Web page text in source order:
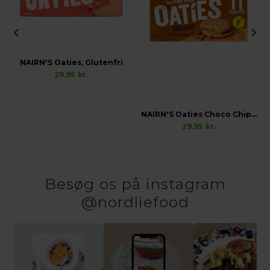
NAIRN'S Oaties, Glutenfri
29,95 kr.
NAIRN'S Oaties Choco Chip, Vegetarisk Glutenfri
29,95 kr.
Besøg os på instagram
@nordliefood